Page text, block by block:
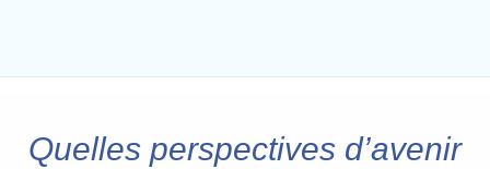
Quelles perspectives d’avenir